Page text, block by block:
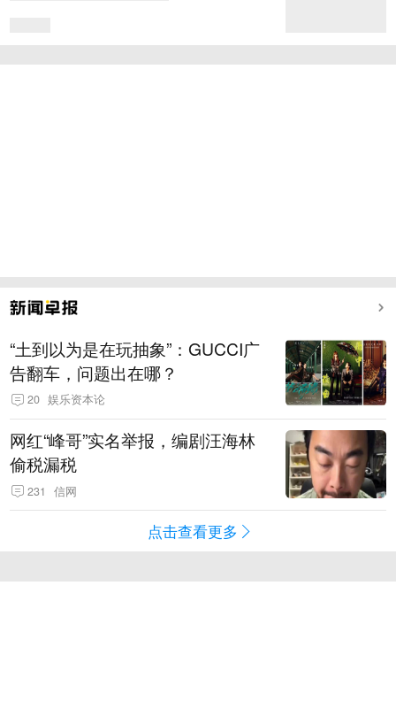
“土到以为是在玩抽象”：GUCCI广
告翻车，问题出在哪？
20 娱乐资本论
网红“峰哥”实名举报，编剧汪海林
偷税漏税
231 信网
点击查看更多